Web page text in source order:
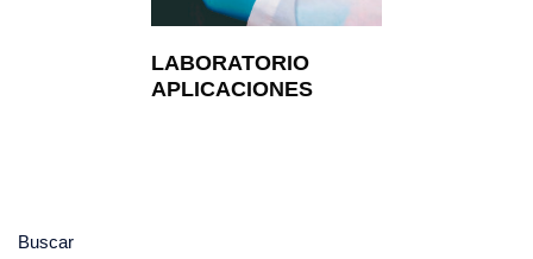
Buscar
LABORATORIO
APLICACIONES